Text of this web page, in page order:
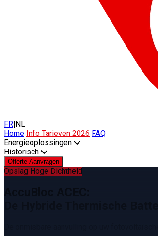
FR NL
Home Info Tarieven 2026 FAQ
Energieoplossingen
Historisch
Offerte Aanvragen
Opslag Hoge Dichtheid
De onmisbare aanvulling op uw